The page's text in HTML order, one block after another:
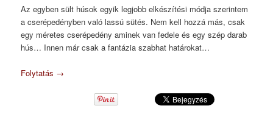
Az egyben sült húsok egyik legjobb elkészítési módja szerintem
a cserépedényben való lassú sütés. Nem kell hozzá más, csak
egy méretes cserépedény aminek van fedele és egy szép darab
hús… Innen már csak a fantázia szabhat határokat…
Folytatás →